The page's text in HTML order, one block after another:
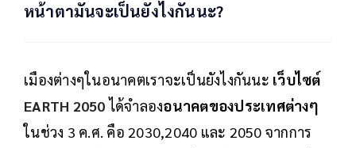
หน้าตามันจะเป็นยังไงกันนะ?
เมืองต่างๆในอนาคตเราจะเป็นยังไงกันนะ เว็บไซต์
EARTH 2050 ได้จำลองอนาคตของประเทศต่างๆ
ในช่วง 3 ค.ศ. คือ 2030,2040 และ 2050 จากการ